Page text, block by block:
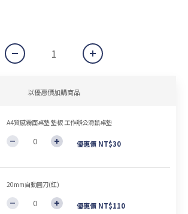
以優惠價加購商品
A4質感霧面桌墊 墊板 工作辦公滑鼠桌墊
優惠價 NT$30
20mm自動圓刀(紅)
優惠價 NT$110